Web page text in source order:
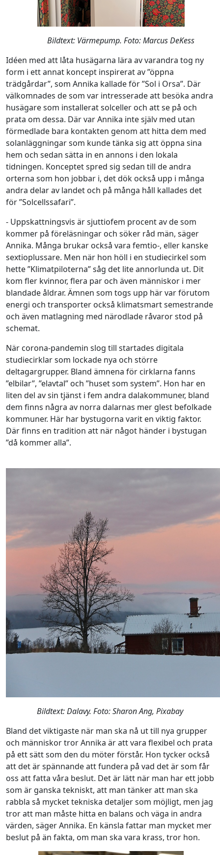
Bildtext: Värmepump. Foto: Marcus DeKess
Idéen med att låta husägarna lära av varandra tog ny
form i ett annat koncept inspirerat av ”öppna
trädgårdar”, som Annika kallade för ”Sol i Orsa”. Där
välkomnades de som var intresserade att besöka andra
husägare som installerat solceller och att se på och
prata om dessa. Där var Annika inte själv med utan
förmedlade bara kontakten genom att hitta dem med
solanläggningar som kunde tänka sig att öppna sina
hem och sedan sätta in en annons i den lokala
tidningen. Konceptet spred sig sedan till de andra
orterna som hon jobbar i, det dök också upp i många
andra delar av landet och på många håll kallades det
för ”Solcellssafari”.
- Uppskattningsvis är sjuttiofem procent av de som
kommer på föreläsningar och söker råd män, säger
Annika. Många brukar också vara femtio-, eller kanske
sextioplussare. Men när hon höll i en studiecirkel som
hette ”Klimatpiloterna” såg det lite annorlunda ut. Dit
kom fler kvinnor, flera par och även människor i mer
blandade åldrar. Ämnen som togs upp här var förutom
energi och transporter också klimatsmart semestrande
och även matlagning med närodlade råvaror stod på
schemat.
När corona-pandemin slog till startades digitala
studiecirklar som lockade nya och större
deltagargrupper. Bland ämnena för cirklarna fanns
”elbilar”, ”elavtal” och ”huset som system”. Hon har en
liten del av sin tjänst i fem andra dalakommuner, bland
dem finns några av norra dalarnas mer glest befolkade
kommuner. Här har bystugorna varit en viktig faktor.
Där finns en tradition att när något händer i bystugan
”då kommer alla”.
Bildtext: Dalavy. Foto: Sharon Ang, Pixabay
Bland det viktigaste när man ska nå ut till nya grupper
och människor tror Annika är att vara flexibel och prata
på ett sätt som den du möter förstår. Hon tycker också
att det är spännande att fundera på vad det är som får
oss att fatta våra beslut. Det är lätt när man har ett jobb
som är ganska tekniskt, att man tänker att man ska
rabbla så mycket tekniska detaljer som möjligt, men jag
tror att man måste hitta en balans och väga in andra
värden, säger Annika. En känsla fattar man mycket mer
beslut på än fakta, om man ska vara krass, tror hon.